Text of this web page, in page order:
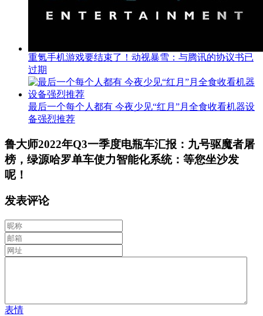
重氪手机游戏要结束了！动视暴雪：与腾讯的协议书已
过期
最后一个每个人都有 今夜少见“红月”月全食收看机器设
备强烈推荐
鲁大师2022年Q3一季度电瓶车汇报：九号驱魔者屠
榜，绿源哈罗单车使力智能化系统：等您坐沙发
呢！
发表评论
表情